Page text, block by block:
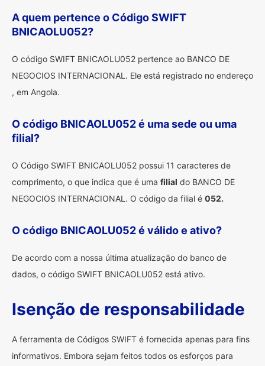
A quem pertence o Código SWIFT
BNICAOLU052?
O código SWIFT BNICAOLU052 pertence ao BANCO DE
NEGOCIOS INTERNACIONAL. Ele está registrado no endereço
, em Angola.
O código BNICAOLU052 é uma sede ou uma
filial?
O Código SWIFT BNICAOLU052 possui 11 caracteres de
comprimento, o que indica que é uma filial do BANCO DE
NEGOCIOS INTERNACIONAL. O código da filial é 052.
O código BNICAOLU052 é válido e ativo?
De acordo com a nossa última atualização do banco de
dados, o código SWIFT BNICAOLU052 está ativo.
Isenção de responsabilidade
A ferramenta de Códigos SWIFT é fornecida apenas para fins
informativos. Embora sejam feitos todos os esforços para